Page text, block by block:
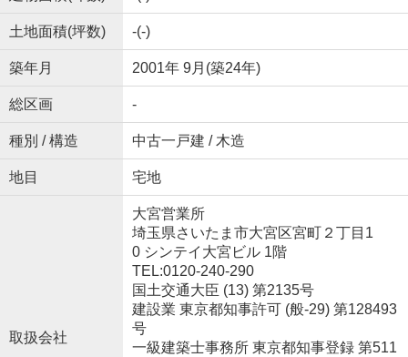
土地面積(坪数) -(-)
築年月 2001年 9月(築24年)
総区画 -
種別 / 構造 中古一戸建 / 木造
地目 宅地
取扱会社
大宮営業所
埼玉県さいたま市大宮区宮町２丁目1
0 シンテイ大宮ビル 1階
TEL:0120-240-290
国土交通大臣 (13) 第2135号
建設業 東京都知事許可 (般-29) 第128493
号
一級建築士事務所 東京都知事登録 第511